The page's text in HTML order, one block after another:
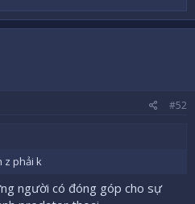
#52
z phải k
người có đóng góp cho sự